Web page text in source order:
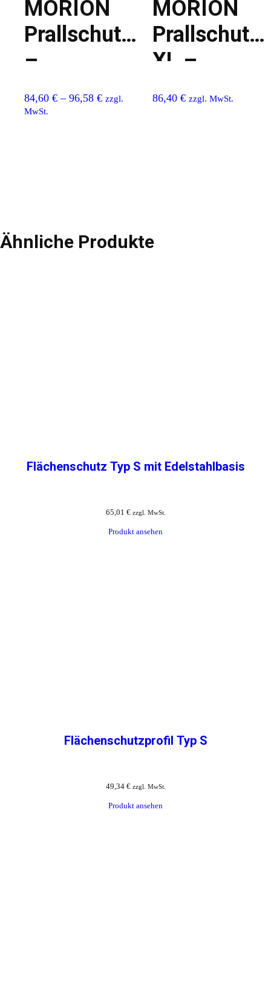
MORION
Prallschutz
–
84,60 € – 96,58 € zzgl.
MwSt.
MORION
Prallschutz
XL –
86,40€ zzgl. MwSt.
Ähnliche Produkte
Flächenschutz Typ S mit Edelstahlbasis
65,01 € zzgl. MwSt.
Produkt ansehen
Flächenschutzprofil Typ S
49,34 € zzgl. MwSt.
Produkt ansehen